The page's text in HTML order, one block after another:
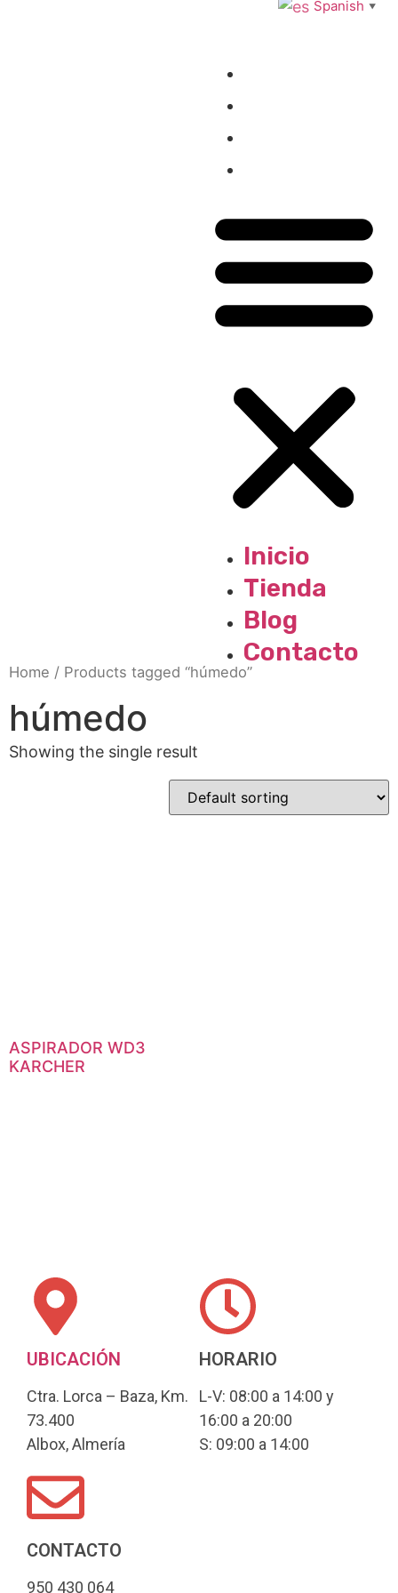
Spanish ▼
Inicio
Tienda
Blog
Contacto
Home / Products tagged “húmedo”
húmedo
Showing the single result
ASPIRADOR WD3
KARCHER
UBICACIÓN
Ctra. Lorca – Baza, Km.
73.400
Albox, Almería
HORARIO
L-V: 08:00 a 14:00 y
16:00 a 20:00
S: 09:00 a 14:00
CONTACTO
950 430 064